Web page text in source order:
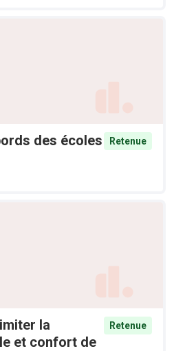
des écoles
Retenue
la
et confort de
Retenue